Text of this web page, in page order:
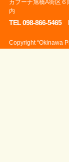
カフーナ旭橋A街区
内
TEL 098-866-5465
Copyright “Okinawa